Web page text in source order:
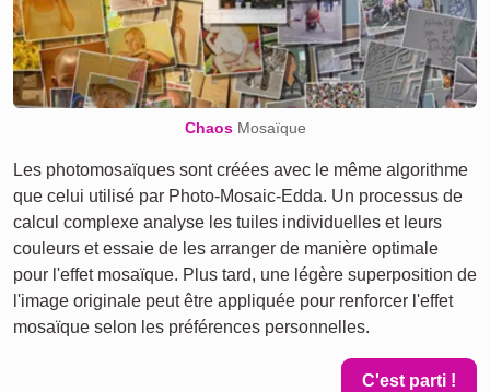
ChaosMosaïque
Les photomosaïques sont créées avec le même algorithme
que celui utilisé par Photo-Mosaic-Edda. Un processus de
calcul complexe analyse les tuiles individuelles et leurs
couleurs et essaie de les arranger de manière optimale
pour l'effet mosaïque. Plus tard, une légère superposition de
l'image originale peut être appliquée pour renforcer l'effet
mosaïque selon les préférences personnelles.
C'est parti !